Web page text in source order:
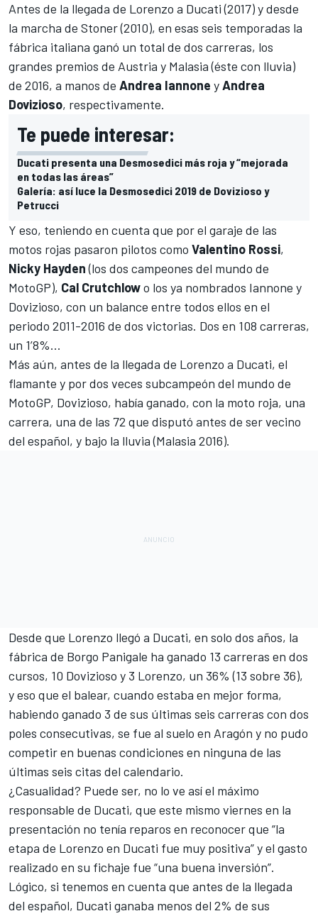
Antes de la llegada de Lorenzo a Ducati (2017) y desde
la marcha de Stoner (2010), en esas seis temporadas la
fábrica italiana ganó un total de dos carreras, los
grandes premios de Austria y Malasia (éste con lluvia)
de 2016, a manos de Andrea Iannone yAndrea
Dovizioso, respectivamente.
Te puede interesar:
Ducati presenta una Desmosedici más roja y “mejorada
en todas las áreas”
Galería: así luce la Desmosedici 2019 de Dovizioso y
Petrucci
Y eso, teniendo en cuenta que por el garaje de las
motos rojas pasaron pilotos como Valentino Rossi,
Nicky Hayden(los dos campeones del mundo de
MotoGP), Cal Crutchlowo los ya nombrados Iannone y
Dovizioso, con un balance entre todos ellos en el
periodo 2011-2016 de dos victorias. Dos en 108 carreras,
un 1’8%...
Más aún, antes de la llegada de Lorenzo a Ducati, el
flamante y por dos veces subcampeón del mundo de
MotoGP, Dovizioso, había ganado, con la moto roja, una
carrera, una de las 72 que disputó antes de ser vecino
del español, y bajo la lluvia (Malasia 2016).
Desde que Lorenzo llegó a Ducati, en solo dos años, la
fábrica de Borgo Panigale ha ganado 13 carreras en dos
cursos, 10 Dovizioso y 3 Lorenzo, un 36% (13 sobre 36),
y eso que el balear, cuando estaba en mejor forma,
habiendo ganado 3 de sus últimas seis carreras con dos
poles consecutivas, se fue al suelo en Aragón y no pudo
competir en buenas condiciones en ninguna de las
últimas seis citas del calendario.
¿Casualidad? Puede ser, no lo ve así el máximo
responsable de Ducati, que este mismo viernes en la
presentación no tenía reparos en reconocer que “la
etapa de Lorenzo en Ducati fue muy positiva”y el gasto
realizado en su fichaje fue “una buena inversión”.
Lógico, si tenemos en cuenta que antes de la llegada
del español, Ducati ganaba menos del 2% de sus